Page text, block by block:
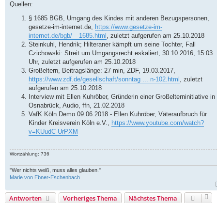
Quellen:
§ 1685 BGB, Umgang des Kindes mit anderen Bezugspersonen,
gesetze-im-internet.de, https://www.gesetze-im-
internet.de/bgb/__1685.html , zuletzt aufgerufen am 25.10.2018
Steinkuhl, Hendrik; Hilteraner kämpft um seine Tochter, Fall
Czichowski: Streit um Umgangsrecht eskaliert, 30.10.2016, 15:03
Uhr, zuletzt aufgerufen am 25.10.2018
Großeltern, Beitragslänge: 27 min, ZDF, 19.03.2017,
https://www.zdf.de/gesellschaft/sonntag ... n-102.html , zuletzt
aufgerufen am 25.10.2018
Interview mit Ellen Kuhröber, Gründerin einer Großelterninitiative in
Osnabrück, Audio, ffn, 21.02.2018
VafK Köln Demo 09.06.2018 - Ellen Kuhröber, Väteraufbruch für
Kinder Kreisverein Köln e.V., https://www.youtube.com/watch?
v=KUudC-UrPXM
Wortzählung: 736
"Wer nichts weiß, muss alles glauben."
Marie von Ebner-Eschenbach
Antworten Vorheriges Thema Nächstes Thema